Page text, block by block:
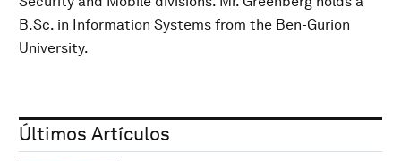
B.Sc. in Information Systems from the Ben-Gurion
University.
Últimos Artículos